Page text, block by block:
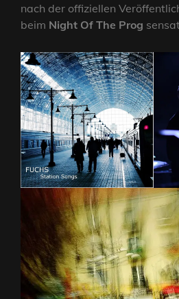
nach der offiziellen
beim Night Of The Prog